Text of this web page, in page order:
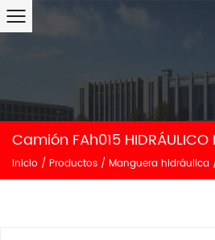
Camión FAh015
Inicio / Productos / Manguera hidráulica